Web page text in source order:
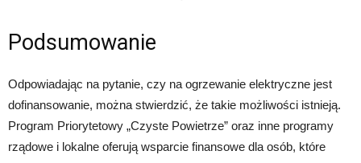
Podsumowanie
Odpowiadając na pytanie, czy na ogrzewanie elektryczne jest
dofinansowanie, można stwierdzić, że takie możliwości istnieją.
Program Priorytetowy „Czyste Powietrze” oraz inne programy
rządowe i lokalne oferują wsparcie finansowe dla osób, które